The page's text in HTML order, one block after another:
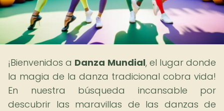
¡Bienvenidos a Danza Mundial, el lugar donde
la magia de la danza tradicional cobra vida!
En nuestra búsqueda incansable por
descubrir las maravillas de las danzas de